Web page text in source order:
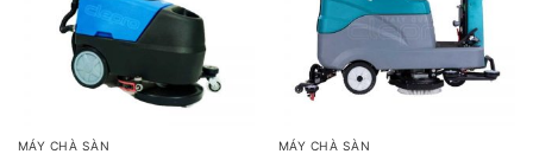
MÁY CHÀ SÀN MÁY CHÀ SÀN